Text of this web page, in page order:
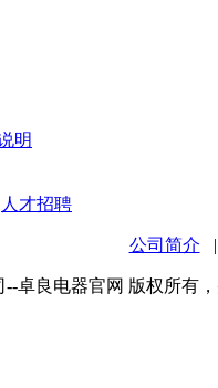
明
人才招聘
公司简介
卓良电器官网 版权所有